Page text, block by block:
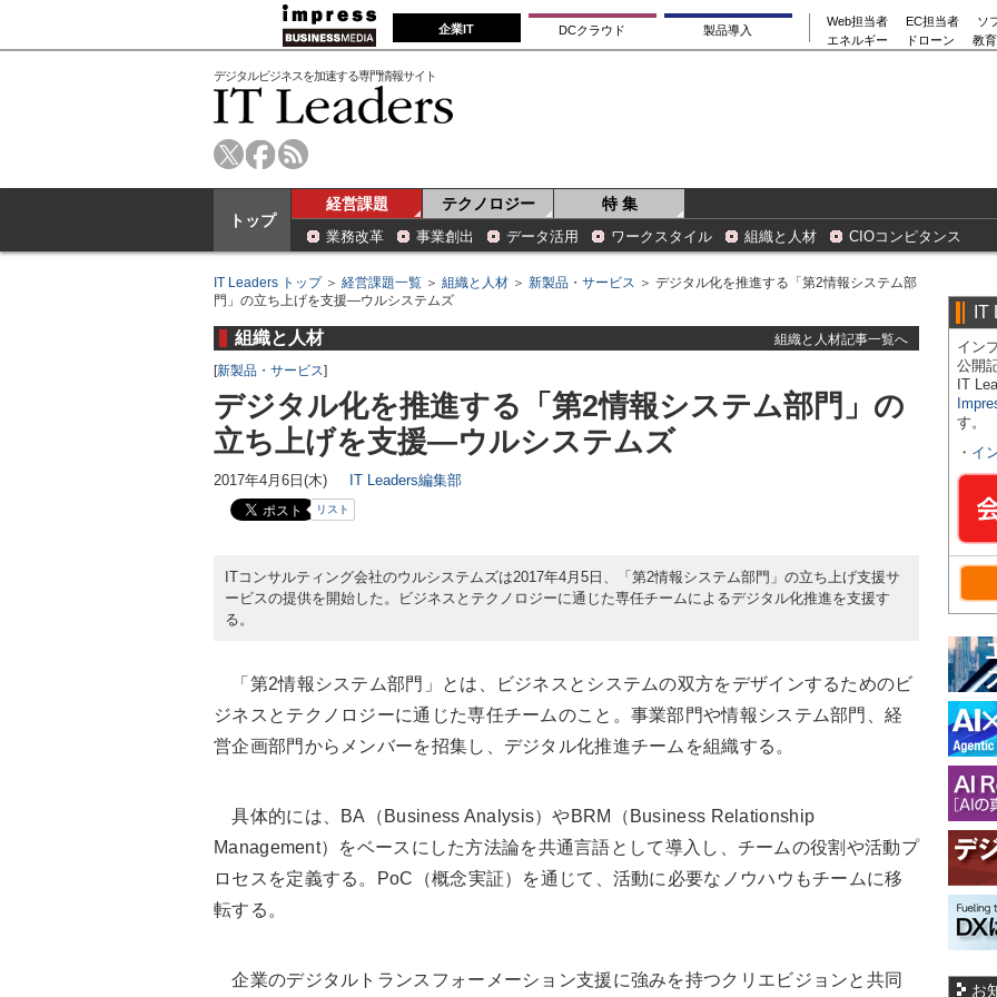
企業IT DCクラウド 製品導入
Web担当者 EC担当者
ソ
エネルギー
ドローン 教
デジタルビジネスを加速する専門情報サイト
トップ
経営課題 テクノロジー 特 集
業務改革 事業創出 データ活用 ワークスタイル 組織と人材 CIOコンピタンス
IT Leaders トップ＞ 経営課題一覧 ＞ 組織と人材 ＞ 新製品・サービス ＞ デジタル化を推進する「第2情報システム部
門」の立ち上げを支援―ウルシステムズ
組織と人材
組織と人材記事一覧へ
[新製品・サービス]
デジタル化を推進する「第2情報システム部門」の
立ち上げを支援―ウルシステムズ
2017年4月6日(木) IT Leaders編集部
リスト
ITコンサルティング会社のウルシステムズは2017年4月5日、「第2情報システム部門」の立ち上げ支援サ
ービスの提供を開始した。ビジネスとテクノロジーに通じた専任チームによるデジタル化推進を支援す
る。
「第2情報システム部門」とは、ビジネスとシステムの双方をデザインするためのビ
ジネスとテクノロジーに通じた専任チームのこと。事業部門や情報システム部門、経
営企画部門からメンバーを招集し、デジタル化推進チームを組織する。
具体的には、BA（Business Analysis）やBRM（Business Relationship
Management）をベースにした方法論を共通言語として導入し、チームの役割や活動プ
ロセスを定義する。PoC（概念実証）を通じて、活動に必要なノウハウもチームに移
転する。
企業のデジタルトランスフォーメーション支援に強みを持つクリエビジョンと共同
IT
イン
公開
IT
す。
・ イ
お